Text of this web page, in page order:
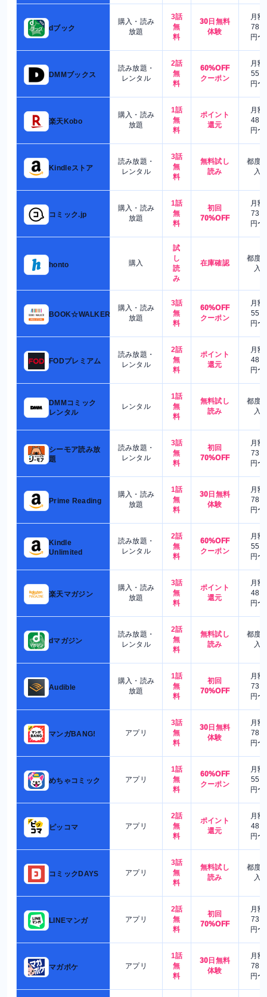
dブック
購入・読み
放題
3話
無
料
30日無料
体験
月額
780
円〜
DMMブックス
読み放題・
レンタル
2話
無
料
60%OFF
クーポン
月額
550
円〜
楽天Kobo
購入・読み
放題
1話
無
料
ポイント
還元
月額
480
円〜
Kindleストア
読み放題・
レンタル
3話
無
料
無料試し
読み
都度
入
コミック.jp
購入・読み
放題
1話
無
料
初回
70%OFF
月額
730
円〜
honto 購入
試
し
読
み
在庫確認
都度
入
BOOK☆WALKER
購入・読み
放題
3話
無
料
60%OFF
クーポン
月額
550
円〜
FODプレミアム
読み放題・
レンタル
2話
無
料
ポイント
還元
月額
480
円〜
DMMコミック
レンタル
レンタル
1話
無
料
無料試し
読み
都度
入
シーモア読み放
題
読み放題・
レンタル
3話
無
料
初回
70%OFF
月額
730
円〜
Prime Reading
購入・読み
放題
1話
無
料
30日無料
体験
月額
780
円〜
Kindle
Unlimited
読み放題・
レンタル
2話
無
料
60%OFF
クーポン
月額
550
円〜
楽天マガジン
購入・読み
放題
3話
無
料
ポイント
還元
月額
480
円〜
dマガジン
読み放題・
レンタル
2話
無
料
無料試し
読み
都度
入
Audible
購入・読み
放題
1話
無
料
初回
70%OFF
月額
730
円〜
マンガBANG! アプリ
3話
無
料
30日無料
体験
月額
780
円〜
めちゃコミック アプリ
1話
無
料
60%OFF
クーポン
月額
550
円〜
ピッコマ アプリ
2話
無
料
ポイント
還元
月額
480
円〜
コミックDAYS アプリ
3話
無
料
無料試し
読み
都度
入
LINEマンガ アプリ
2話
無
料
初回
70%OFF
月額
730
円〜
マガポケ アプリ
1話
無
料
30日無料
体験
月額
780
円〜